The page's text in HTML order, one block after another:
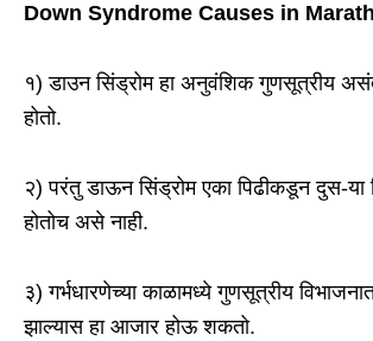
Down Syndrome Causes in
१) डाउन सिंड्रोम हा अनुवंशिक गुणसूत्रीय
होतो.
२) परंतु डाऊन सिंड्रोम एका पिढीकडून दुस-या
होतोच असे नाही.
३) गर्भधारणेच्या काळामध्ये गुणसूत्रीय विभाजनात
झाल्यास हा आजार होऊ शकतो.